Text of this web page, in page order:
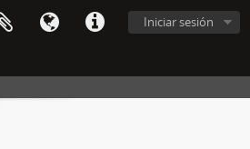
Iniciar sesión